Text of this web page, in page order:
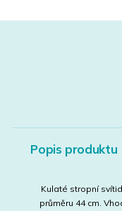
Popis produktu
Kulaté stropní
průměru 44 cm.